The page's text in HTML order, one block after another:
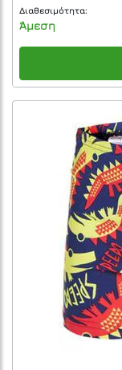
Διαθεσιμότητα:
Άμεση